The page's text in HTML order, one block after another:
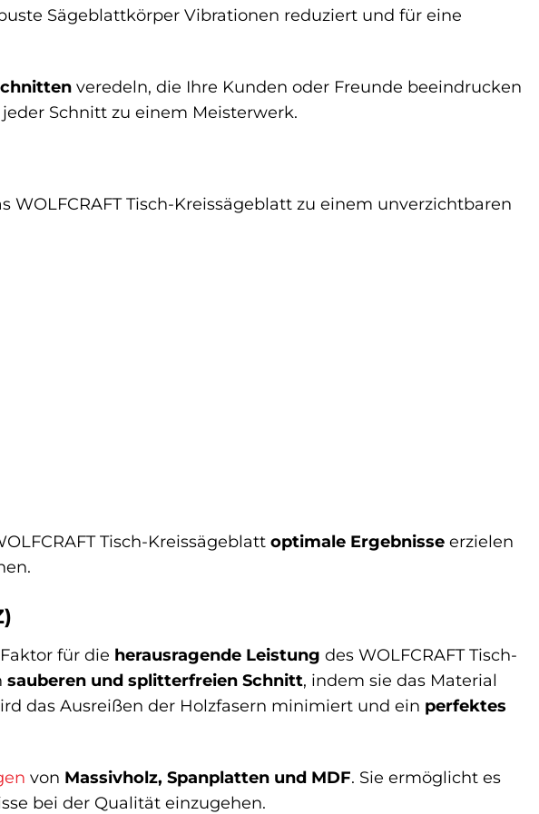
Sägeblattkörper Vibrationen reduziert und für eine
veredeln, die Ihre Kunden oder Freunde beeindrucken
Schnitt zu einem Meisterwerk.
Tisch-Kreissägeblatt zu einem unverzichtbaren
Tisch-Kreissägeblatt optimale Ergebnisse erzielen
für die herausragende Leistung des WOLFCRAFT Tisch-
sauberen und splitterfreien Schnitt, indem sie das Material
das Ausreißen der Holzfasern minimiert und ein perfektes
von Massivholz, Spanplatten und MDF. Sie ermöglicht es
bei der Qualität einzugehen.